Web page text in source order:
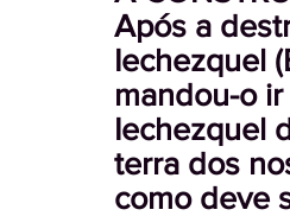
Após a
Iechezquel
mandou-o
Iechezquel
terra dos
como deve